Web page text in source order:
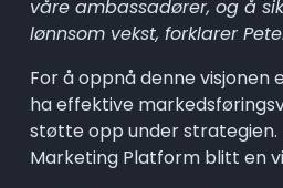
våre ambassadører, og å
lønnsom vekst, forklarer
For å oppnå denne visjonen
ha effektive
støtte opp under strategien.
Marketing Platform blitt en